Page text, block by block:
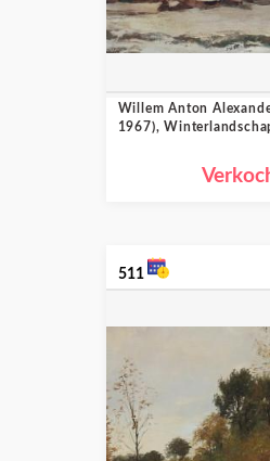
Willem Anton
1967),
511